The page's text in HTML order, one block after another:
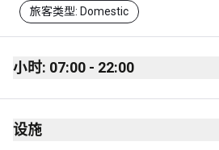
旅客类型: Domestic
小时: 07:00 - 22:00
Monday
Tuesday
设施